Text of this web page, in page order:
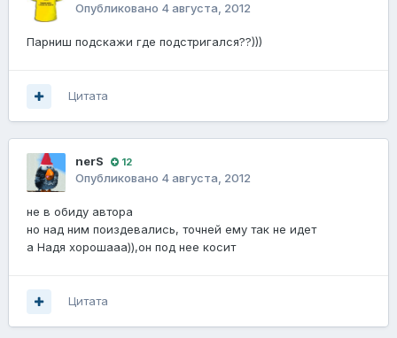
Опубликовано 4 августа, 2012
Парниш подскажи где подстригался??)))
Цитата
nerS 12
Опубликовано 4 августа, 2012
не в обиду автора
но над ним поиздевались, точней ему так не идет
а Надя хорошааа)),он под нее косит
Цитата